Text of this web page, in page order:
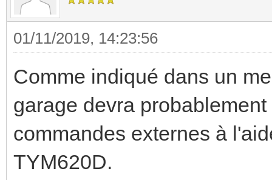
01/11/2019, 14:23:56
Comme indiqué dans un
garage devra
commandes externes à
TYM620D.